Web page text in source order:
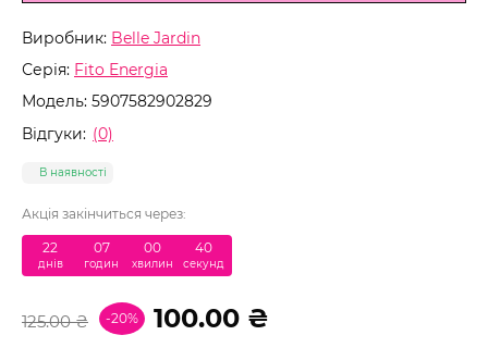
Виробник: Belle Jardin
Серія: Fito Energia
Модель: 5907582902829
Відгуки: (0)
В наявності
Акція закінчиться через:
22
днів
07
годин
00
хвилин
39
секунд
125.00 ₴ -20% 100.00 ₴